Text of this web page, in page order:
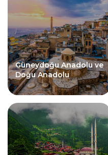
Güneydoğu Anadolu ve
Doğu Anadolu